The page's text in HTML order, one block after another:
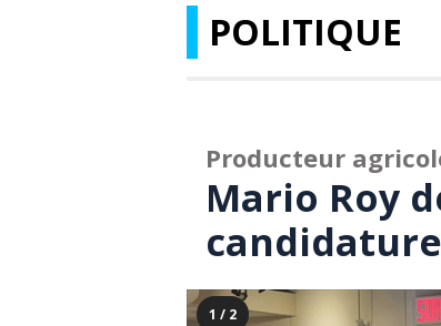
POLITIQUE
Producteur
Mario Roy
1 / 2